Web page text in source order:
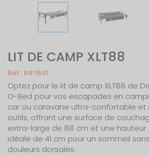
LIT DE CAMP XLT88
Réf : 697501
Optez pour le lit de camp XLT88 de
O-Bed pour vos escapades en
car ou caravane ultra-confortable et
outils, offrant une surface de
extra-large de 88 cm et une hauteur
idéale de 41 cm pour un sommeil sans
douleurs dorsales.